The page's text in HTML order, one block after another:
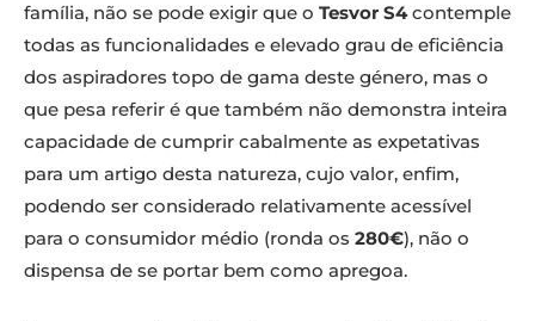
família, não se pode exigir que o Tesvor S4contemple
todas as funcionalidades e elevado grau de eficiência
dos aspiradores topo de gama deste género, mas o
que pesa referir é que também não demonstra inteira
capacidade de cumprir cabalmente as expetativas
para um artigo desta natureza, cujo valor, enfim,
podendo ser considerado relativamente acessível
para o consumidor médio (ronda os 280€), não o
dispensa de se portar bem como apregoa.